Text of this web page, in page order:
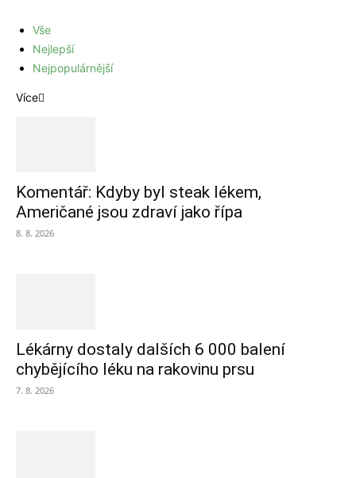
Vše
Nejlepší
Nejpopulárnější
Více
Komentář: Kdyby byl steak lékem,
Američané jsou zdraví jako řípa
8. 8. 2026
Lékárny dostaly dalších 6 000 balení
chybějícího léku na rakovinu prsu
7. 8. 2026